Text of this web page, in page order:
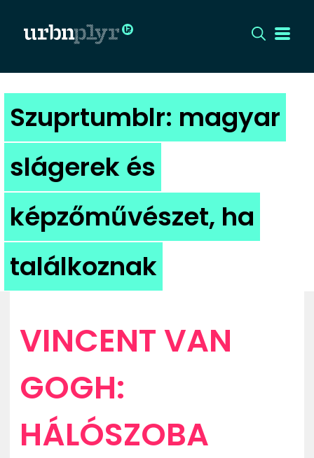
CÍMLAP
DIZÁJN
DIVAT
HIP
KULT
UTCA
ZENE
PR-ARCHÍVUM
Szuprtumblr: magyar
slágerek és
képzőművészet, ha
találkoznak
VINCENT VAN
GOGH:
HÁLÓSZOBA